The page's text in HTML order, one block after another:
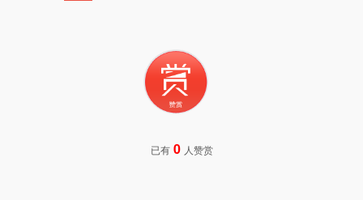
已有 0 人赞赏